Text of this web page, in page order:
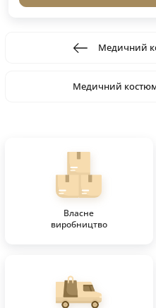
Медичний
Медичний костюм
Власне
виробництво